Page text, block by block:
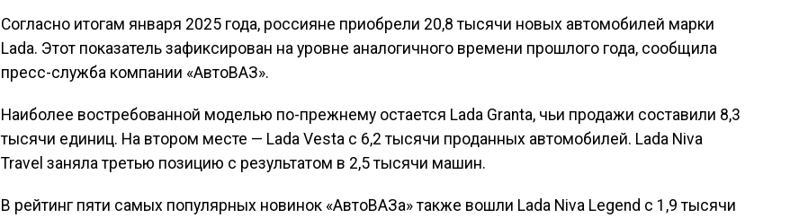
Согласно итогам января 2025 года, россияне приобрели 20,8 тысячи новых автомобилей марки
Lada. Этот показатель зафиксирован на уровне аналогичного времени прошлого года, сообщила
пресс-служба компании «АвтоВАЗ».
Наиболее востребованной моделью по-прежнему остается Lada Granta, чьи продажи составили 8,3
тысячи единиц. На втором месте — Lada Vesta с 6,2 тысячи проданных автомобилей. Lada Niva
Travel заняла третью позицию с результатом в 2,5 тысячи машин.
В рейтинг пяти самых популярных новинок «АвтоВАЗа» также вошли Lada Niva Legend с 1,9 тысячи